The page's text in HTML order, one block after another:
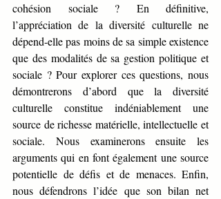
cohésion sociale ? En définitive,
l’appréciation de la diversité culturelle ne
dépend-elle pas moins de sa simple existence
que des modalités de sa gestion politique et
sociale ? Pour explorer ces questions, nous
démontrerons d’abord que la diversité
culturelle constitue indéniablement une
source de richesse matérielle, intellectuelle et
sociale. Nous examinerons ensuite les
arguments qui en font également une source
potentielle de défis et de menaces. Enfin,
nous défendrons l’idée que son bilan net